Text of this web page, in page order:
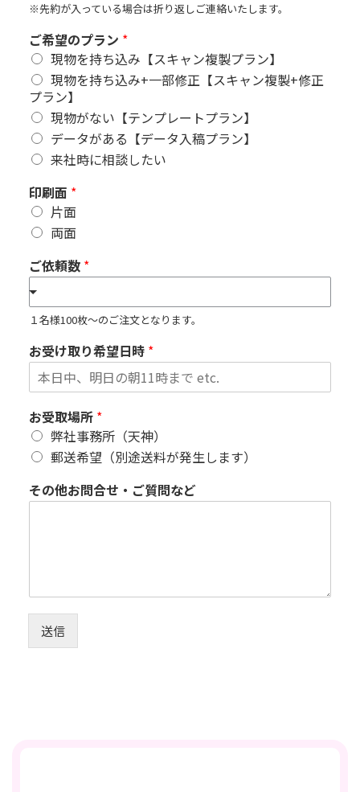
※先約が入っている場合は折り返しご連絡いたします。
ご希望のプラン *
現物を持ち込み【スキャン複製プラン】
現物を持ち込み+一部修正【スキャン複製+修正
プラン】
現物がない【テンプレートプラン】
データがある【データ入稿プラン】
来社時に相談したい
印刷面 *
片面
両面
ご依頼数 *
１名様100枚～のご注文となります。
お受け取り希望日時 *
お受取場所 *
弊社事務所（天神）
郵送希望（別途送料が発生します）
その他お問合せ・ご質問など
送信